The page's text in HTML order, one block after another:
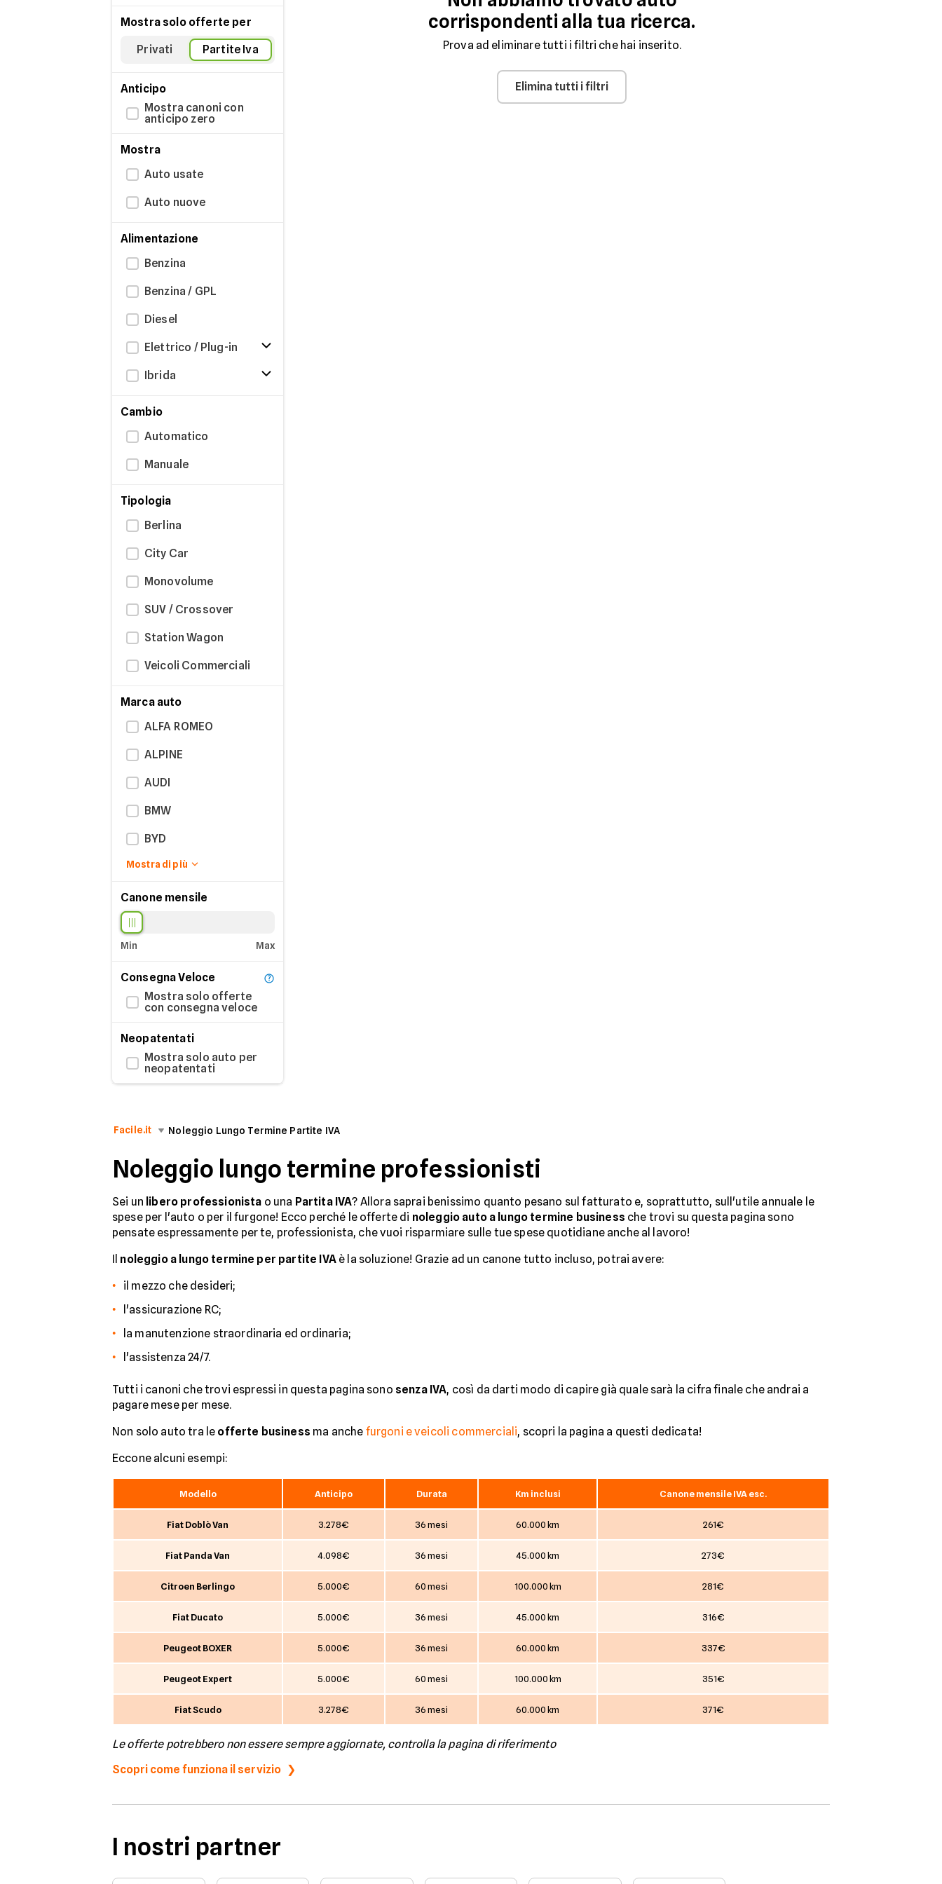
Mostra solo offerte per
Privati Partite Iva
Anticipo
Mostra canoni con
anticipo zero
Mostra
Auto usate
Auto nuove
Alimentazione
Benzina
Benzina / GPL
Diesel
Elettrico / Plug-in
Ibrida
Cambio
Automatico
Manuale
Tipologia
Berlina
City Car
Monovolume
SUV / Crossover
Station Wagon
Veicoli Commerciali
Marca auto
ALFA ROMEO
ALPINE
AUDI
BMW
BYD
CITROEN
DACIA
FORD
FOTON
GEELY
HONDA
JEEP
KIA
LANCIA
LEAPMOTOR
Lexus
MASERATI
MG
MINI
NISSAN
OMODA
OPEL
PEUGEOT
PORSCHE
SKODA
SMART
SUZUKI
TOYOTA
VOLKSWAGEN
VOLVO
Mostra di più
Canone mensile
Min Max
Consegna Veloce
Mostra solo offerte
con consegna veloce
Neopatentati
Mostra solo auto per
neopatentati
corrispondenti alla tua ricerca.
Prova ad eliminare tutti i filtri che hai inserito.
Elimina tutti i filtri
Facile.it Noleggio Lungo Termine Partite IVA
Noleggio lungo termine professionisti
Sei un libero professionista o una Partita IVA? Allora saprai benissimo quanto pesano sul fatturato e, soprattutto, sull'utile annuale le
spese per l'auto o per il furgone! Ecco perché le offerte di noleggio auto a lungo termine business che trovi su questa pagina sono
pensate espressamente per te, professionista, che vuoi risparmiare sulle tue spese quotidiane anche al lavoro!
Il noleggio a lungo termine per partite IVAè la soluzione! Grazie ad un canone tutto incluso, potrai avere:
il mezzo che desideri;
l'assicurazione RC;
la manutenzione straordinaria ed ordinaria;
l'assistenza 24/7.
Tutti i canoni che trovi espressi in questa pagina sono senza IVA, così da darti modo di capire già quale sarà la cifra finale che andrai a
pagare mese per mese.
Non solo auto tra le offerte business ma anche furgoni e veicoli commerciali, scopri la pagina a questi dedicata!
Eccone alcuni esempi:
Modello Anticipo Durata Km inclusi Canone mensile IVA esc.
Fiat Doblò Van 3.278€ 36 mesi 60.000 km 261€
Fiat Panda Van 4.098€ 36 mesi 45.000 km 273€
Citroen Berlingo 5.000€ 60 mesi 100.000 km 281€
Fiat Ducato 5.000€ 36 mesi 45.000 km 316€
Peugeot BOXER 5.000€ 36 mesi 60.000 km 337€
Peugeot Expert 5.000€ 60 mesi 100.000 km 351€
Fiat Scudo 3.278€ 36 mesi 60.000 km 371€
Le offerte potrebbero non essere sempre aggiornate, controlla la pagina di riferimento
Scopri come funziona il servizio
I nostri partner